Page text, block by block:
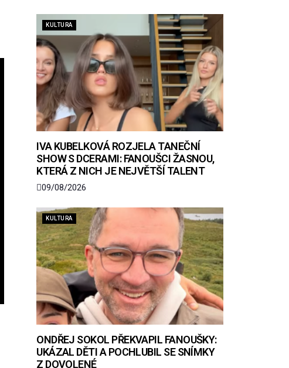
KULTURA
IVA KUBELKOVÁ ROZJELA TANEČNÍ
SHOW S DCERAMI: FANOUŠCI ŽASNOU,
KTERÁ Z NICH JE NEJVĚTŠÍ TALENT
09/08/2026
KULTURA
ONDŘEJ SOKOL PŘEKVAPIL FANOUŠKY:
UKÁZAL DĚTI A POCHLUBIL SE SNÍMKY
Z DOVOLENÉ